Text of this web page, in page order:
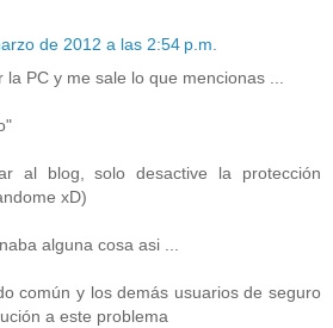
de 2012 a las 2:54 p.m.
PC y me sale lo que mencionas ...
al blog, solo desactive la protección
xD)
alguna cosa asi ...
común y los demás usuarios de seguro
a este problema